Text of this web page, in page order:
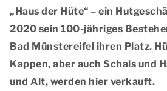
„Haus der Hüte“ – ein
2020 sein 100-jähriges
Bad Münstereifel ihren Platz.
Kappen, aber auch Schals und
und Alt, werden hier verkauft.